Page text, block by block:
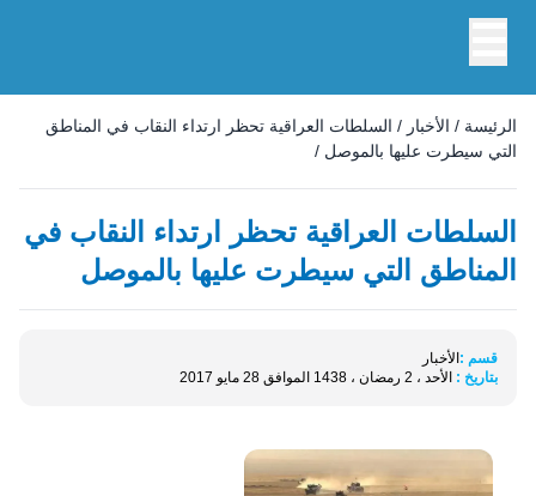
الرئيسة / الأخبار / السلطات العراقية تحظر ارتداء النقاب في المناطق
التي سيطرت عليها بالموصل /
السلطات العراقية تحظر ارتداء النقاب في
المناطق التي سيطرت عليها بالموصل
قسم : الأخبار
بتاريخ : الأحد ، 2 رمضان ، 1438 الموافق 28 مايو 2017